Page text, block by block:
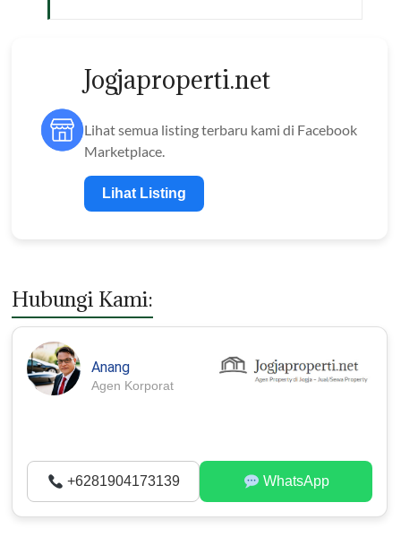
Jogjaproperti.net
Lihat semua listing terbaru kami di Facebook
Marketplace.
Lihat Listing
Hubungi Kami:
Anang
Agen Korporat
+6281904173139 WhatsApp